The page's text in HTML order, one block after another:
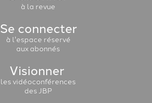
à la revue
Se connecter
à l'espace réservé
aux abonnés
Visionner
les vidéoconférences
des JBP